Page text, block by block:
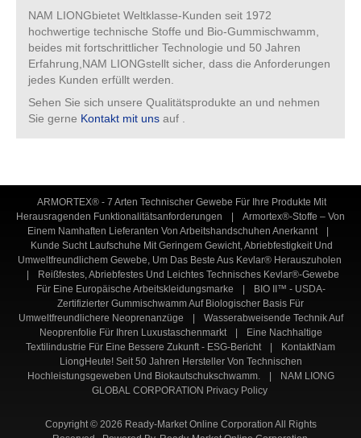
NAM LIONGbietet Weltklasse-Kunden seit 1972
hochwertige technische Stoffe und Bio-Gummischwamm,
beides mit fortschrittlicher Technologie und 50 Jahren
Erfahrung,NAM LIONGstellt sicher, dass die Anforderungen
jedes Kunden erfüllt werden.
Sehen Sie sich unsere Qualitätsprodukte an und nehmen
Sie gerne Kontakt mit uns auf .
ARMORTEX® - 7 Arten Technischer Gewebe Für Ihre Produkte Mit
Herausragenden Funktionalitätsanforderungen
|
Armortex®-Stoffe – Von
Einem Namhaften Lieferanten Von Arbeitshandschuhen Anerkannt
|
Kunde Sucht Laufschuhe Mit Geringem Gewicht, Abriebfestigkeit Und
Umweltfreundlichem Gewebe, Um Das Beste Aus Kevlar® Herauszuholen
|
Reißfestes, Abriebfestes Und Leichtes Technisches Kevlar®-Gewebe
Für Eine Europäische Arbeitskleidungsmarke
|
BIO II™ - USDA-
Zertifizierter Gummischwamm Auf Biologischer Basis Für
Umweltfreundlichere Neoprenanzüge
|
Wasserabweisende Technik Auf
Neoprenfolie Für Ihren Luxustaschenmarkt
|
Eine Nachhaltige
Textilindustrie Für Eine Bessere Zukunft - ESG-Bericht
|
KontaktNam
LiongHeute! Seit 50 Jahren Hersteller Von Technischen
Hochleistungsgeweben Und Biokautschukschwamm.
|
NAM LIONG
GLOBAL CORPORATION Privacy Policy
Copyright © 2026 Ready-Market Online Corporation All Rights